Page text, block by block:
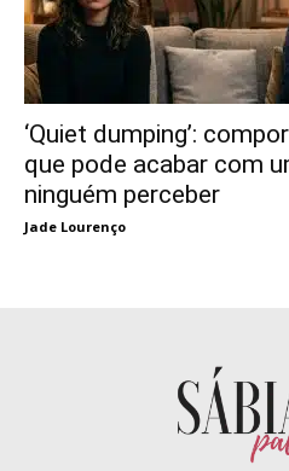
‘Quiet dumping’:
que pode acabar com
ninguém perceber
Jade Lourenço